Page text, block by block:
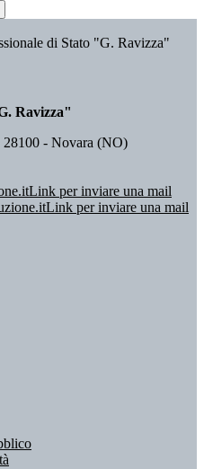
di Stato "G. Ravizza"
Ravizza"
- Novara (NO)
Link per inviare una mail
Link per inviare una mail